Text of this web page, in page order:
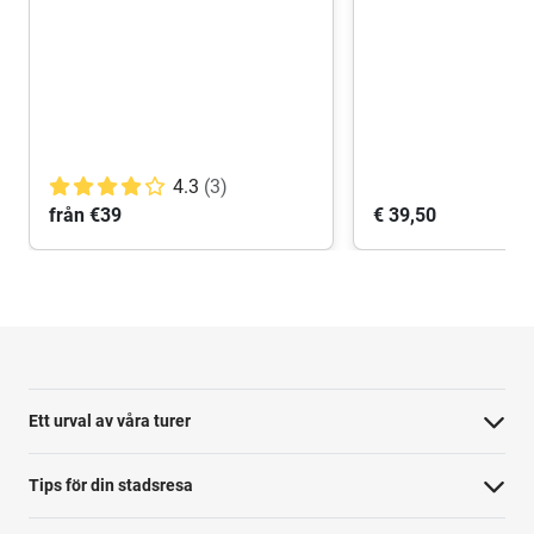
4.3 (3)
från €39
€ 39,50
Ett urval av våra turer
Tips för din stadsresa